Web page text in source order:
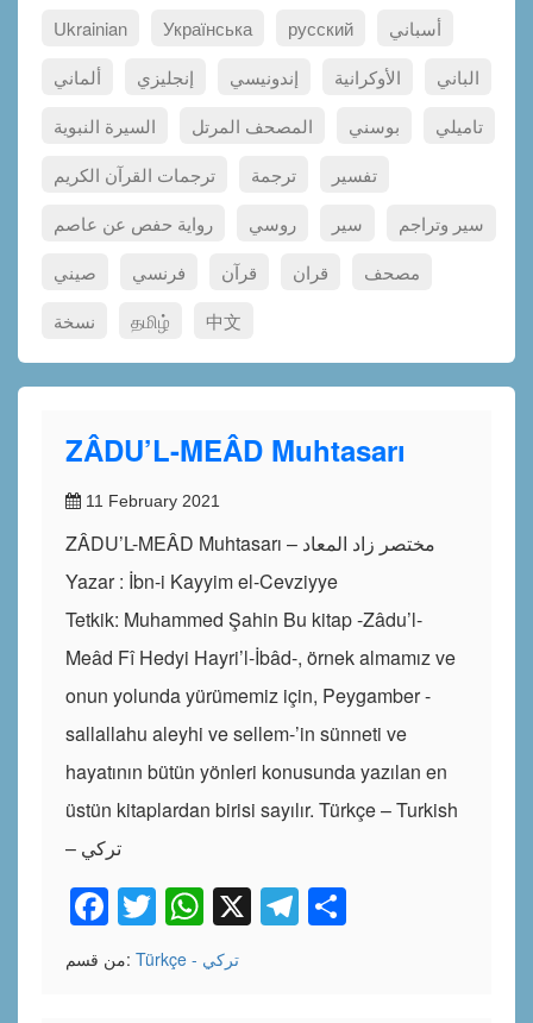
Ukrainian
Українська русский
أسباني
ألماني
إنجليزي إندونيسي الأوكرانية
الباني
السيرة النبوية
المصحف المرتل بوسني
تاميلي
ترجمات القرآن الكريم
ترجمة
تفسير
رواية حفص عن عاصم
روسي سير
سير وتراجم
صيني
فرنسي قرآن قران
مصحف
نسخة
தமிழ் 中文
ZÂDU’L-MEÂD Muhtasarı
11 February 2021
ZÂDU’L-MEÂD Muhtasarı – مختصر زاد المعاد
Yazar : İbn-i Kayyim el-Cevziyye
Tetkik: Muhammed Şahin Bu kitap -Zâdu’l-
Meâd Fî Hedyi Hayri’l-İbâd-, örnek almamız ve
onun yolunda yürümemiz için, Peygamber -
sallallahu aleyhi ve sellem-’in sünneti ve
hayatının bütün yönleri konusunda yazılan en
üstün kitaplardan birisi sayılır. Türkçe – Turkish
– تركي
Facebook
Twitter
WhatsApp
X Telegram
من قسم: Türkçe - تركي